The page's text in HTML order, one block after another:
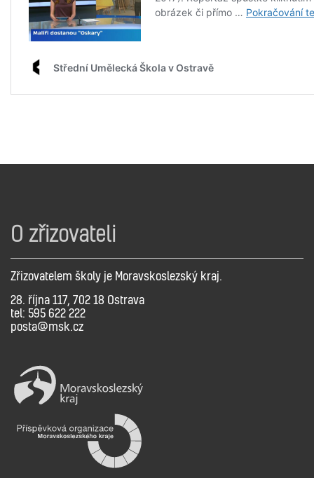
O zřizovateli
Zřizovatelem školy je Moravskoslezský kraj.
28. října 117, 702 18 Ostrava
tel: 595 622 222
posta@msk.cz